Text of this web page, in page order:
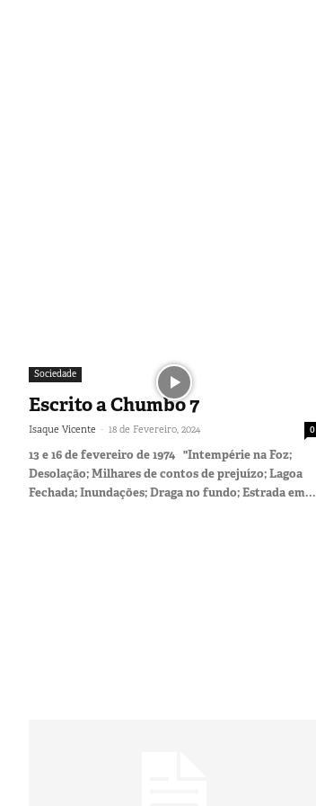
Sociedade
Escrito a Chumbo 7
Isaque Vicente - 18 de Fevereiro, 2024 0
13 e 16 de fevereiro de 1974 "Intempérie na Foz;
Desolação; Milhares de contos de prejuízo; Lagoa
Fechada; Inundações; Draga no fundo; Estrada em...